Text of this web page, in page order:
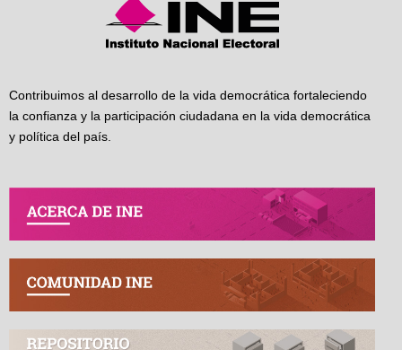
Contribuimos al desarrollo de la vida democrática fortaleciendo
la confianza y la participación ciudadana en la vida democrática
y política del país.